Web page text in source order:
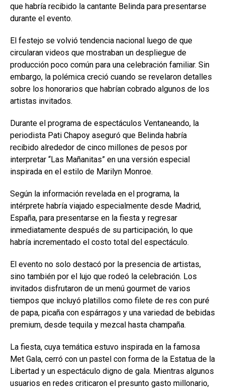
que habría recibido la cantante Belinda para presentarse
durante el evento.
El festejo se volvió tendencia nacional luego de que
circularan videos que mostraban un despliegue de
producción poco común para una celebración familiar. Sin
embargo, la polémica creció cuando se revelaron detalles
sobre los honorarios que habrían cobrado algunos de los
artistas invitados.
Durante el programa de espectáculos Ventaneando, la
periodista Pati Chapoy aseguró que Belinda habría
recibido alrededor de cinco millones de pesos por
interpretar “Las Mañanitas” en una versión especial
inspirada en el estilo de Marilyn Monroe.
Según la información revelada en el programa, la
intérprete habría viajado especialmente desde Madrid,
España, para presentarse en la fiesta y regresar
inmediatamente después de su participación, lo que
habría incrementado el costo total del espectáculo.
El evento no solo destacó por la presencia de artistas,
sino también por el lujo que rodeó la celebración. Los
invitados disfrutaron de un menú gourmet de varios
tiempos que incluyó platillos como filete de res con puré
de papa, picaña con espárragos y una variedad de bebidas
premium, desde tequila y mezcal hasta champaña.
La fiesta, cuya temática estuvo inspirada en la famosa
Met Gala, cerró con un pastel con forma de la Estatua de la
Libertad y un espectáculo digno de gala. Mientras algunos
usuarios en redes criticaron el presunto gasto millonario,